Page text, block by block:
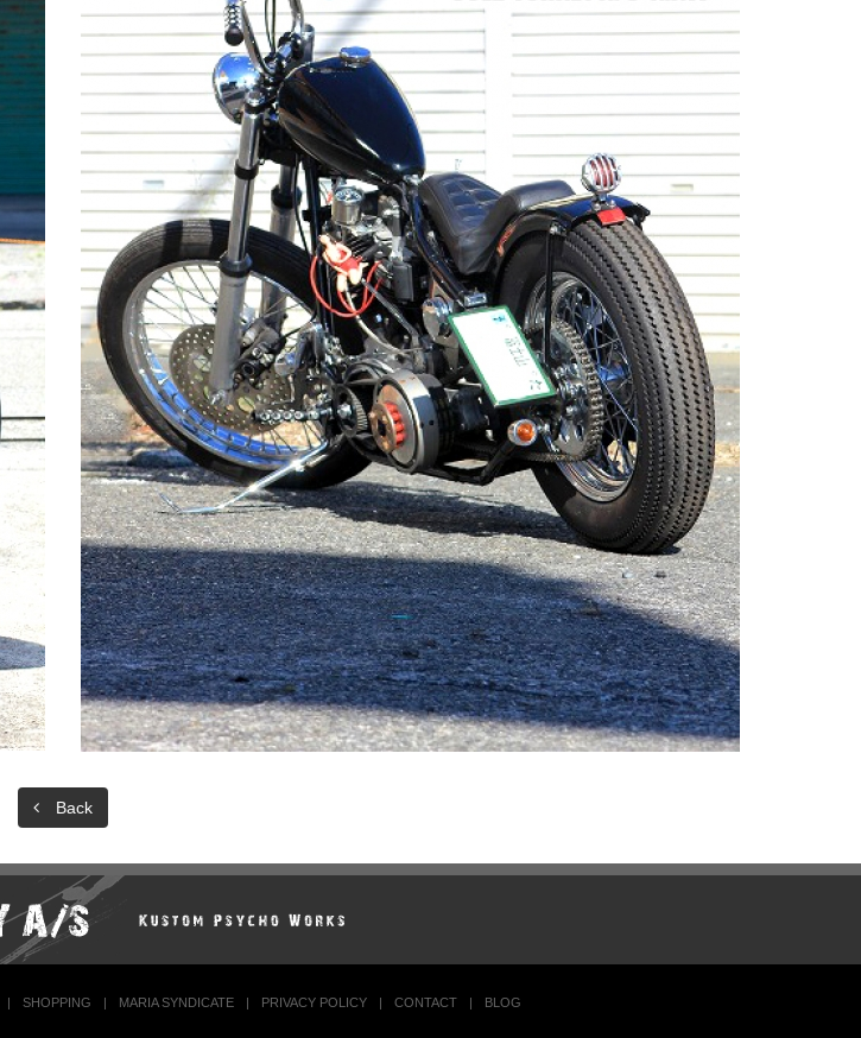
Back
| SHOPPING | MARIA SYNDICATE | PRIVACY POLICY | CONTACT | BLOG